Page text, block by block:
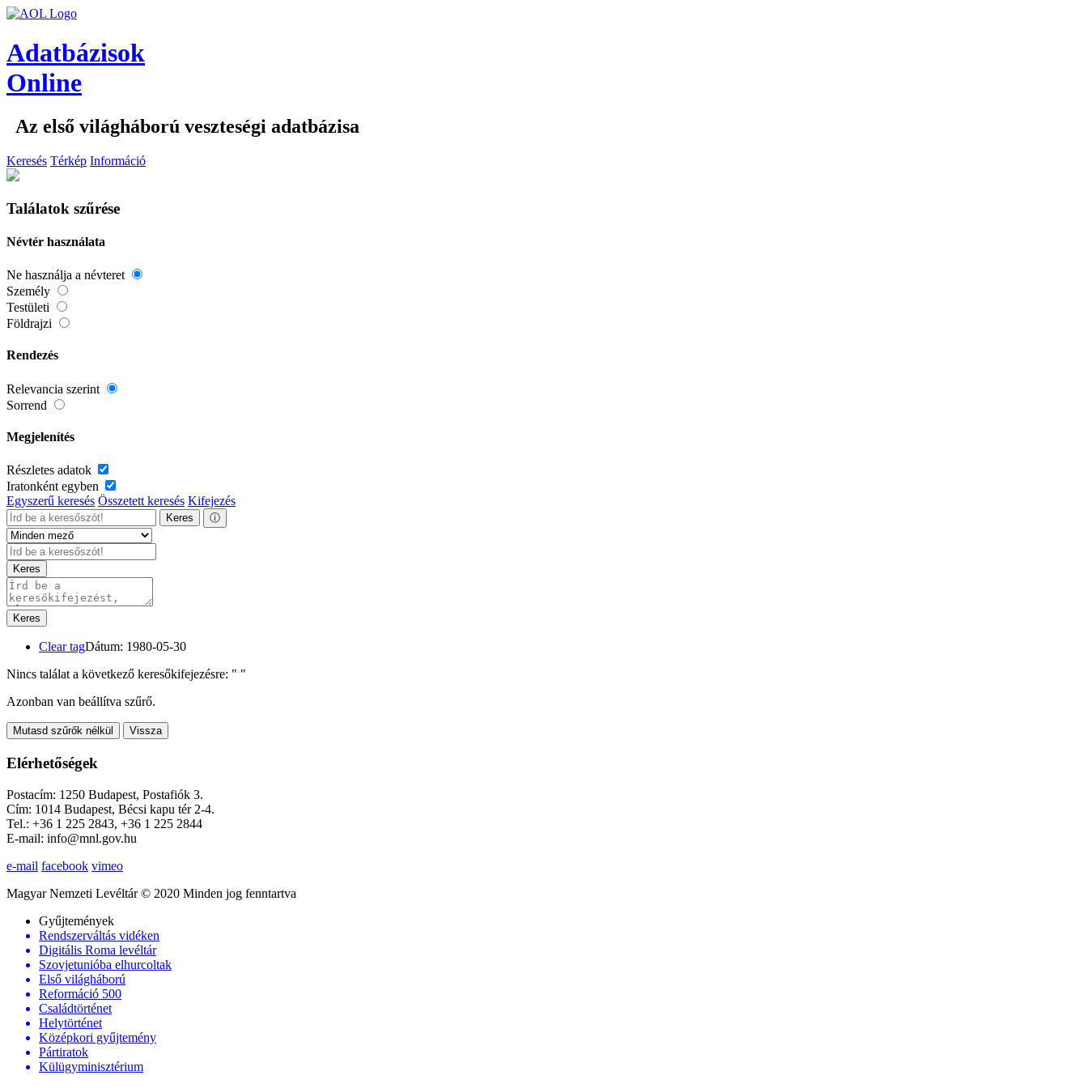
Adatbázisok
Online
Az első világháború veszteségi adatbázisa
Keresés Térkép Információ
Találatok szűrése
Névtér használata
Ne használja a névteret
Személy
Testületi
Földrajzi
Rendezés
Relevancia szerint
Sorrend
Megjelenítés
Részletes adatok
Iratonként egyben
Egyszerű keresés Összetett keresés Kifejezés
Keres ⓘ
Keres
Keres
Clear tagDátum: 1980-05-30
Nincs találat a következő keresőkifejezésre: " "
Azonban van beállítva szűrő.
Mutasd szűrők nélkül Vissza
Elérhetőségek
Postacím: 1250 Budapest, Postafiók 3.
Cím: 1014 Budapest, Bécsi kapu tér 2-4.
Tel.: +36 1 225 2843, +36 1 225 2844
E-mail: info@mnl.gov.hu
e-mail facebook vimeo
Magyar Nemzeti Levéltár © 2020 Minden jog fenntartva
Gyűjtemények
Rendszerváltás vidéken
Digitális Roma levéltár
Szovjetunióba elhurcoltak
Első világháború
Reformáció 500
Családtörténet
Helytörténet
Középkori gyűjtemény
Pártiratok
Külügyminisztérium